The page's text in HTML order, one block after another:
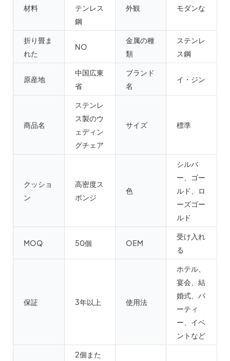
材料
テンレス
鋼
外観 モダンな
折り畳ま
れた
NO
金属の種
類
ステンレ
ス鋼
原産地
中国広東
省
ブランド
名
イ・ジン
商品名
ステンレ
ス製のウ
ェディン
グチェア
サイズ 標準
クッショ
ン
高密度ス
ポンジ
色
シルバ
ー、ゴー
ルド、ロ
ーズゴー
ルド
MOQ 50個 OEM
受け入れ
る
保証 3年以上 使用法
ホテル、
宴会、結
婚式、パ
ーティ
ー、イベ
ントなど
2個また